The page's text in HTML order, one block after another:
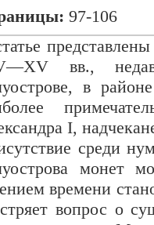
97-106
вв.,
в
I,
среди
монет
времени
вопрос о